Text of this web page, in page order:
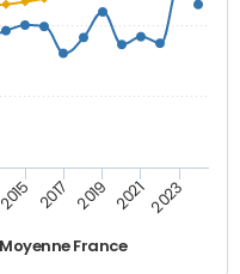
Moyenne France
2015 2017 2019 2021 2023